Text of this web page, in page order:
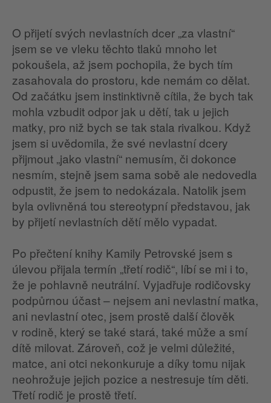
O přijetí svých nevlastních dcer „za vlastní“
jsem se ve vleku těchto tlaků mnoho let
pokoušela, až jsem pochopila, že bych tím
zasahovala do prostoru, kde nemám co dělat.
Od začátku jsem instinktivně cítila, že bych tak
mohla vzbudit odpor jak u dětí, tak u jejich
matky, pro niž bych se tak stala rivalkou. Když
jsem si uvědomila, že své nevlastní dcery
přijmout „jako vlastní“ nemusím, či dokonce
nesmím, stejně jsem sama sobě ale nedovedla
odpustit, že jsem to nedokázala. Natolik jsem
byla ovlivněná tou stereotypní představou, jak
by přijetí nevlastních dětí mělo vypadat.
Po přečtení knihy Kamily Petrovské jsem s
úlevou přijala termín „třetí rodič“, líbí se mi i to,
že je pohlavně neutrální. Vyjadřuje rodičovsky
podpůrnou účast – nejsem ani nevlastní matka,
ani nevlastní otec, jsem prostě další člověk
v rodině, který se také stará, také může a smí
dítě milovat. Zároveň, což je velmi důležité,
matce, ani otci nekonkuruje a díky tomu nijak
neohrožuje jejich pozice a nestresuje tím děti.
Třetí rodič je prostě třetí.